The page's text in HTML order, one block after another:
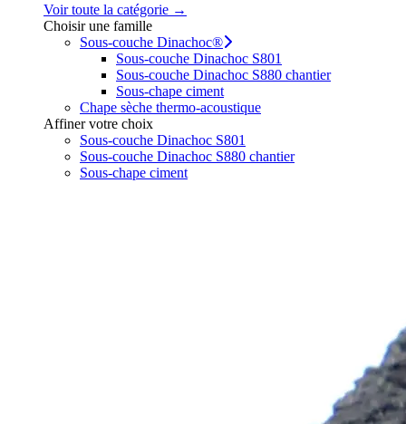
Voir toute la catégorie →
Choisir une famille
Sous-couche Dinachoc®
Sous-couche Dinachoc S801
Sous-couche Dinachoc S880 chantier
Sous-chape ciment
Chape sèche thermo-acoustique
Affiner votre choix
Sous-couche Dinachoc S801
Sous-couche Dinachoc S880 chantier
Sous-chape ciment